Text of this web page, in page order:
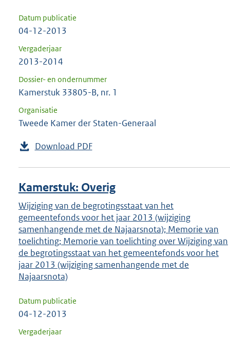
Datum publicatie
04-12-2013
Vergaderjaar
2013-2014
Dossier- en ondernummer
Kamerstuk 33805-B, nr. 1
Organisatie
Tweede Kamer der Staten-Generaal
Download PDF
Kamerstuk: Overig
Wijziging van de begrotingsstaat van het
gemeentefonds voor het jaar 2013 (wijziging
samenhangende met de Najaarsnota); Memorie van
toelichting; Memorie van toelichting over Wijziging van
de begrotingsstaat van het gemeentefonds voor het
jaar 2013 (wijziging samenhangende met de
Najaarsnota)
Datum publicatie
04-12-2013
Vergaderjaar